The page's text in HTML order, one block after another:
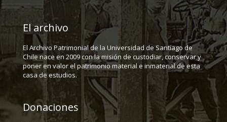
El archivo
El Archivo Patrimonial de la Universidad de Santiago de
Chile nace en 2009 con la misión de custodiar, conservar y
poner en valor el patrimonio material e inmaterial de esta
casa de estudios.
Donaciones